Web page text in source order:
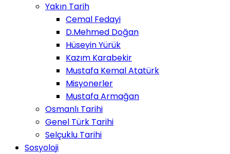
Yakın Tarih
Cemal Fedayi
D.Mehmed Doğan
Hüseyin Yürük
Kazım Karabekir
Mustafa Kemal Atatürk
Misyonerler
Mustafa Armağan
Osmanlı Tarihi
Genel Türk Tarihi
Selçuklu Tarihi
Sosyoloji